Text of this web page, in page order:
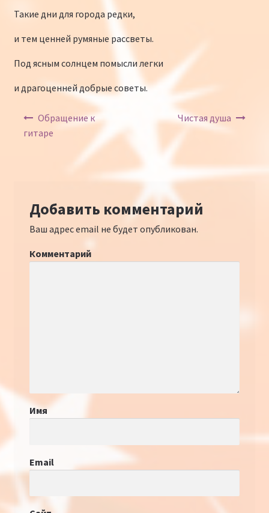
Такие дни для города редки,
и тем ценней румяные рассветы.
Под ясным солнцем помысли легки
и драгоценней добрые советы.
Навигация по записям
Обращение к
гитаре
Чистая душа
Добавить комментарий
Ваш адрес email не будет опубликован.
Комментарий
Имя
Email